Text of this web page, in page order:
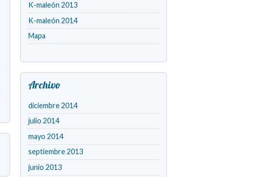
K-maleón 2013
K-maleón 2014
Mapa
Archivo
diciembre 2014
julio 2014
mayo 2014
septiembre 2013
junio 2013